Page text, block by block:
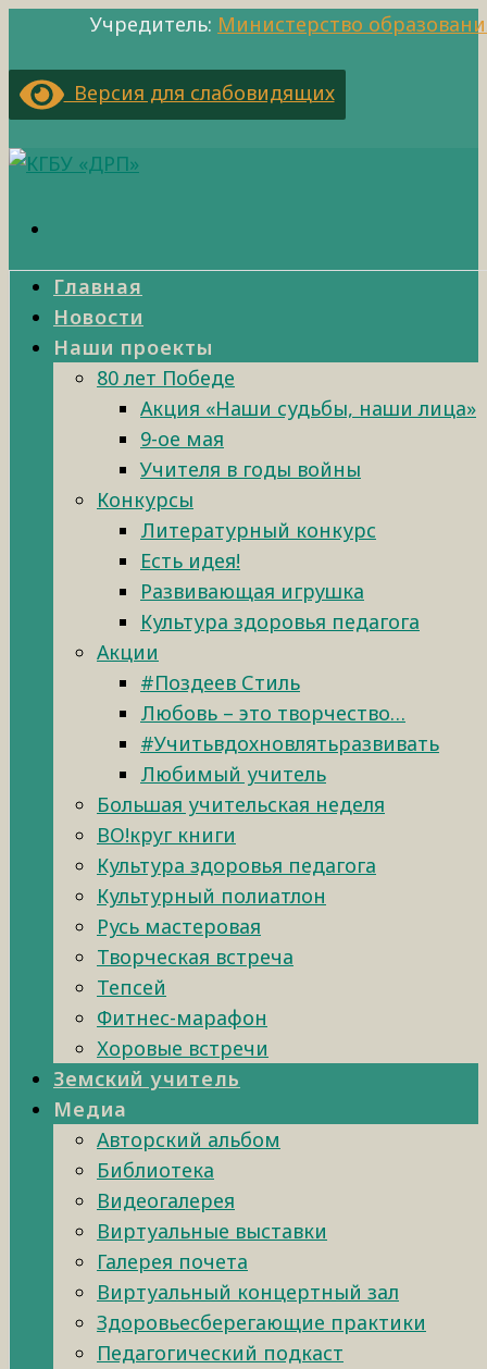
Учредитель: Министерство
Версия для слабовидящих
Главная
Новости
Наши проекты
80 лет Победе
Акция «Наши судьбы, наши лица»
9-ое мая
Учителя в годы войны
Конкурсы
Литературный конкурс
Есть идея!
Развивающая игрушка
Культура здоровья педагога
Акции
#Поздеев Стиль
Любовь – это творчество…
#Учитьвдохновлятьразвивать
Любимый учитель
Большая учительская неделя
ВО!круг книги
Культура здоровья педагога
Культурный полиатлон
Русь мастеровая
Творческая встреча
Тепсей
Фитнес-марафон
Хоровые встречи
Земский учитель
Медиа
Авторский альбом
Библиотека
Видеогалерея
Виртуальные выставки
Галерея почета
Виртуальный концертный зал
Здоровьесберегающие практики
Педагогический подкаст